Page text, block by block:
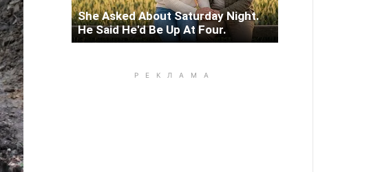
She Asked About Saturday Night.
He Said He'd Be Up At Four.